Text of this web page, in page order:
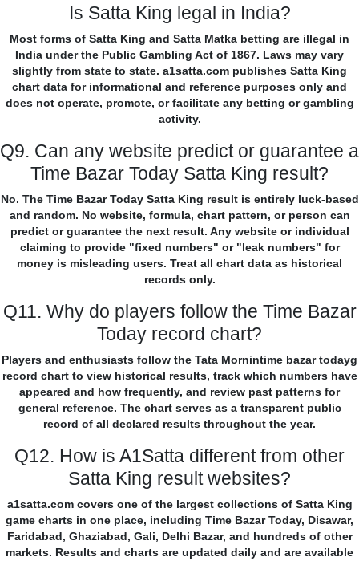
Is Satta King legal in India?
Most forms of Satta King and Satta Matka betting are illegal in
India under the Public Gambling Act of 1867. Laws may vary
slightly from state to state. a1satta.com publishes Satta King
chart data for informational and reference purposes only and
does not operate, promote, or facilitate any betting or gambling
activity.
Q9. Can any website predict or guarantee a
Time Bazar Today Satta King result?
No. The Time Bazar Today Satta King result is entirely luck-based
and random. No website, formula, chart pattern, or person can
predict or guarantee the next result. Any website or individual
claiming to provide "fixed numbers" or "leak numbers" for
money is misleading users. Treat all chart data as historical
records only.
Q11. Why do players follow the Time Bazar
Today record chart?
Players and enthusiasts follow the Tata Mornintime bazar todayg
record chart to view historical results, track which numbers have
appeared and how frequently, and review past patterns for
general reference. The chart serves as a transparent public
record of all declared results throughout the year.
Q12. How is A1Satta different from other
Satta King result websites?
a1satta.com covers one of the largest collections of Satta King
game charts in one place, including Time Bazar Today, Disawar,
Faridabad, Ghaziabad, Gali, Delhi Bazar, and hundreds of other
markets. Results and charts are updated daily and are available